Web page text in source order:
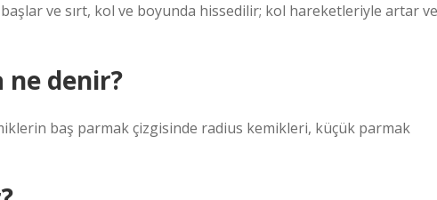
ve sırt, kol ve boyunda hissedilir; kol hareketleriyle artar ve
ne denir?
baş parmak çizgisinde radius kemikleri, küçük parmak